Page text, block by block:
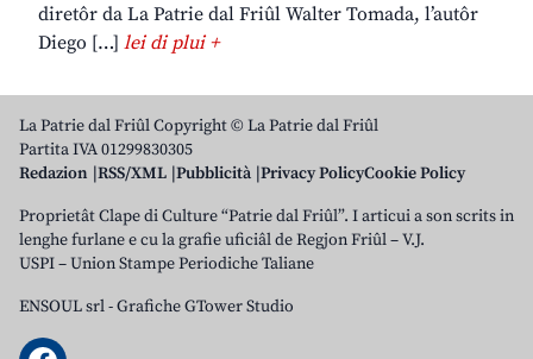
diretôr da La Patrie dal Friûl Walter Tomada, l’autôr
Diego […] lei di plui +
La Patrie dal Friûl Copyright © La Patrie dal Friûl
Partita IVA 01299830305
Redazion RSS/XML Pubblicità Privacy PolicyCookie Policy
Proprietât Clape di Culture “Patrie dal Friûl”. I articui a son scrits in
lenghe furlane e cu la grafie uficiâl de Regjon Friûl – V.J.
USPI – Union Stampe Periodiche Taliane
ENSOUL srl-Grafiche GTower Studio